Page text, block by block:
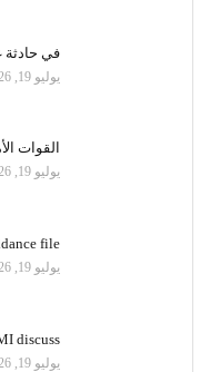
في حادثة
يوليو 19, 2026
القوات
يوليو 19, 2026
file
يوليو 19, 2026
discuss…
يوليو 19, 2026